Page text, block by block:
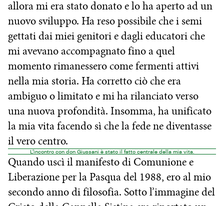
allora mi era stato donato e lo ha aperto ad un
nuovo sviluppo. Ha reso possibile che i semi
gettati dai miei genitori e dagli educatori che
mi avevano accompagnato fino a quel
momento rimanessero come fermenti attivi
nella mia storia. Ha corretto ciò che era
ambiguo o limitato e mi ha rilanciato verso
una nuova profondità. Insomma, ha unificato
la mia vita facendo sì che la fede ne diventasse
il vero centro.
L’incontro con don Giussani è stato il fatto centrale della mia vita.
Quando uscì il manifesto di Comunione e
Liberazione per la Pasqua del 1988, ero al mio
secondo anno di filosofia. Sotto l’immagine del